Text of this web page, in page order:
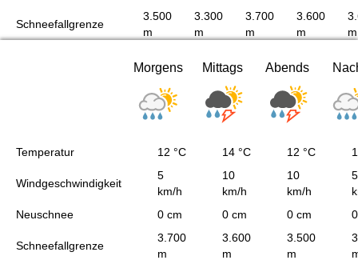
Schneefallgrenze
3.500
m
3.300
m
3.700
m
3.600
m
m
Morgens Mittags Abends
Temperatur 12 °C 14 °C 12 °C
Windgeschwindigkeit
5
km/h
10
km/h
10
km/h
5
Neuschnee
0 cm 0 cm 0 cm
Schneefallgrenze
3.700
m
3.600
m
3.500
m